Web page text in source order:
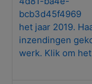
het jaar 2019.
inzendingen
werk. Klik om